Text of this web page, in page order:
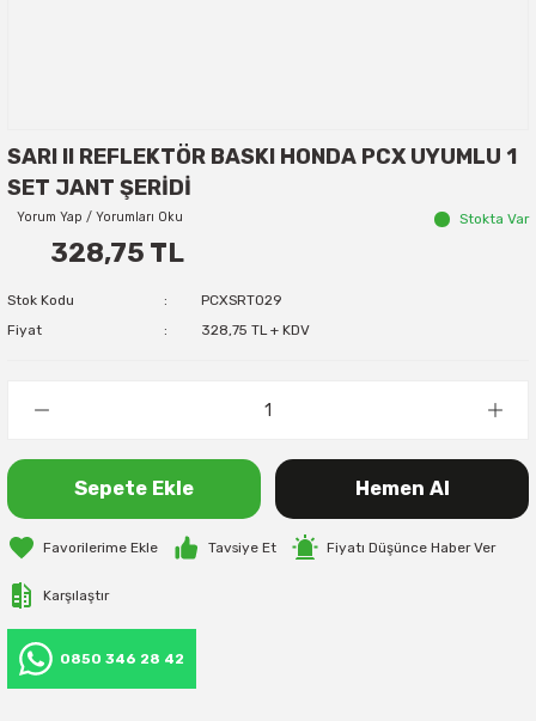
SARI II REFLEKTÖR BASKI HONDA PCX UYUMLU 1
SET JANT ŞERİDİ
Yorum Yap / Yorumları Oku Stokta Var
328,75 TL
Stok Kodu
PCXSRT029
Fiyat
328,75 TL + KDV
Sepete Ekle Hemen Al
Tavsiye Et Fiyatı Düşünce Haber Ver
Karşılaştır
0850 346 28 42